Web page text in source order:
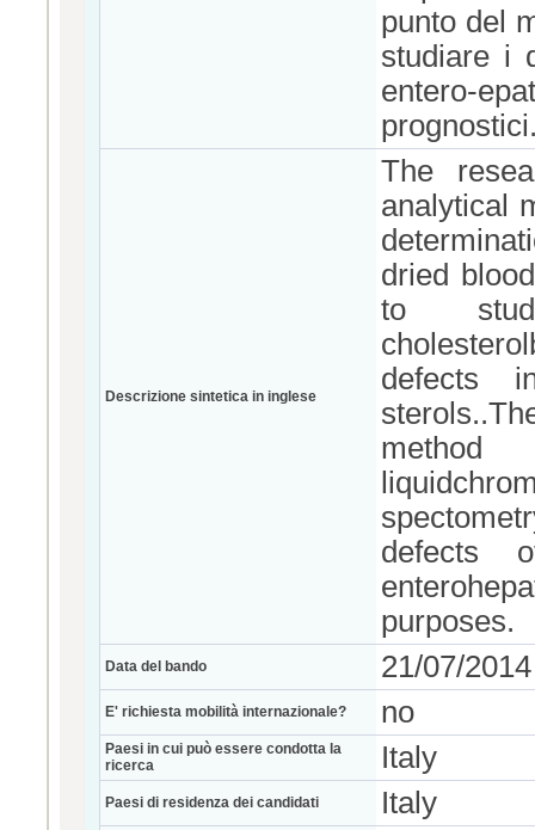
punto del
studiare i
entero-
Descrizione sintetica in inglese
The
analytical
dried
to
defects
defects
purposes.
Data del bando 21/07/2014
E' richiesta mobilità internazionale? no
Paesi in cui può essere condotta la
ricerca
Italy
Paesi di residenza dei candidati Italy